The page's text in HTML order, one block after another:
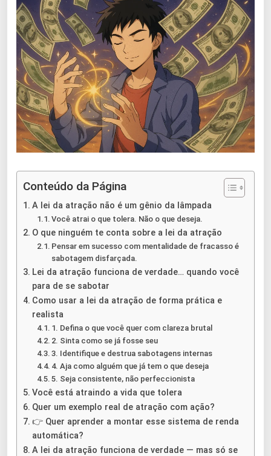
Conteúdo da Página
A lei da atração não é um gênio da lâmpada
Você atrai o que tolera. Não o que deseja.
O que ninguém te conta sobre a lei da atração
Pensar em sucesso com mentalidade de fracasso é
sabotagem disfarçada.
Lei da atração funciona de verdade… quando você
para de se sabotar
Como usar a lei da atração de forma prática e
realista
1. Defina o que você quer com clareza brutal
2. Sinta como se já fosse seu
3. Identifique e destrua sabotagens internas
4. Aja como alguém que já tem o que deseja
5. Seja consistente, não perfeccionista
Você está atraindo a vida que tolera
Quer um exemplo real de atração com ação?
👉 Quer aprender a montar esse sistema de renda
automática?
A lei da atração funciona de verdade — mas só se